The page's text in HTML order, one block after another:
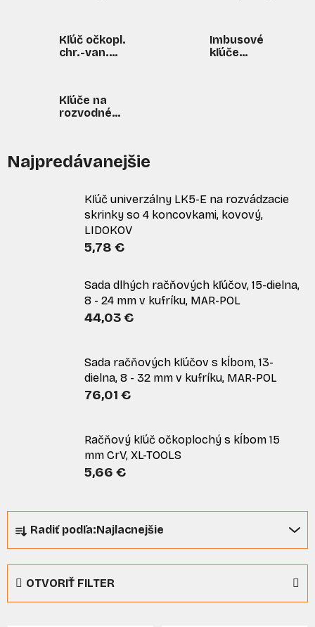
Kľúč očkopl.
chr.-van.
Imbusové
kľúče
Kľúče na
rozvodné
Najpredávanejšie
Kľúč univerzálny LK5-E na rozvádzacie
skrinky so 4 koncovkami, kovový,
LIDOKOV
5,78 €
Sada dlhých račňových kľúčov, 15-dielna,
8 - 24 mm v kufríku, MAR-POL
44,03 €
Sada račňových kľúčov s kĺbom, 13-
dielna, 8 - 32 mm v kufríku, MAR-POL
76,01 €
Račňový kľúč očkoplochý s kĺbom 15
mm CrV, XL-TOOLS
5,66 €
a
n
Radiť podľa:Najlacnejšie
OTVORIŤ FILTER